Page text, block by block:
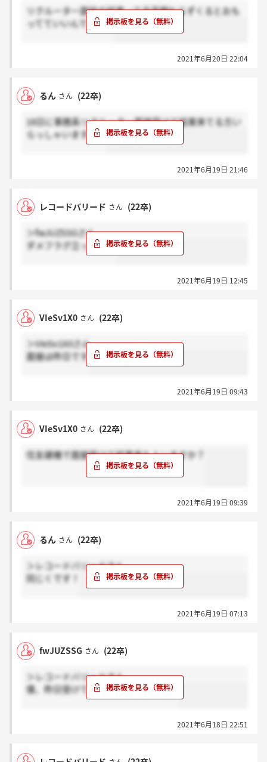
リクルーター面談の結果って合否関わらずくるとおも
ってていいんですかね
2021年6月20日 22:04
るん さん (22卒)
18日に事務系リクルーター面接受けて結果来てる方い
らっしゃいますか？
2021年6月19日 21:46
レコードバリード さん (22卒)
＞fwJUZSSGさん
ダメフラグ立ったなー
2021年6月19日 12:45
VIeSv1X0 さん (22卒)
＞VIeSv1X0さん
面接は昨日です
2021年6月19日 09:43
VIeSv1X0 さん (22卒)
住友建機で面接受けて結果来た人いますか？
2021年6月19日 09:39
るん さん (22卒)
＞レコードバリードさん
同じくです！
2021年6月19日 07:13
fwJUZSSG さん (22卒)
＞レコードバリードさん
僕、昨日受けて今日の夜きましたよ～
2021年6月18日 22:51